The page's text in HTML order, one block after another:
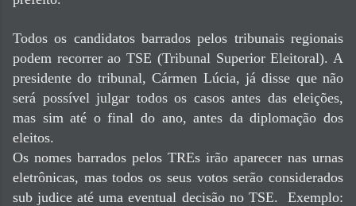
Todos os candidatos barrados pelos tribunais regionais
podem recorrer ao TSE (Tribunal Superior Eleitoral). A
presidente do tribunal, Cármen Lúcia, já disse que não
será possível julgar todos os casos antes das eleições,
mas sim até o final do ano, antes da diplomação dos
eleitos.
Os nomes barrados pelos TREs irão aparecer nas urnas
eletrônicas, mas todos os seus votos serão considerados
sub judice até uma eventual decisão no TSE. Exemplo: